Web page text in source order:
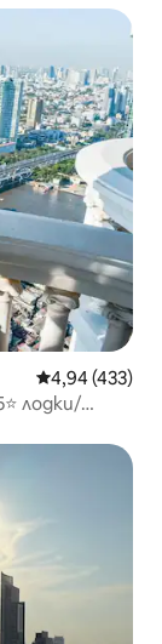
Средна
4,94 (433)
лодки/